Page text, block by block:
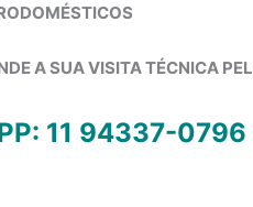
A SUA VISITA TÉCNICA
11 94337-0796